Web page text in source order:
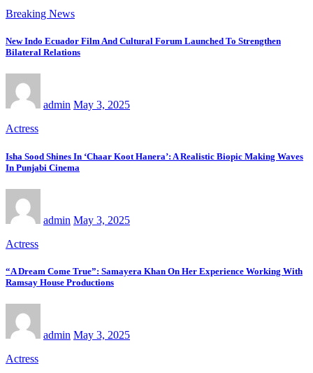
Breaking News
New Indo Ecuador Film And Cultural Forum Launched To Strengthen
Bilateral Relations
admin May 3, 2025
Actress
Isha Sood Shines In ‘Chaar Koot Hanera’: A Realistic Biopic Making Waves
In Punjabi Cinema
admin May 3, 2025
Actress
“A Dream Come True”: Samayera Khan On Her Experience Working With
Ramsay House Productions
admin May 3, 2025
Actress